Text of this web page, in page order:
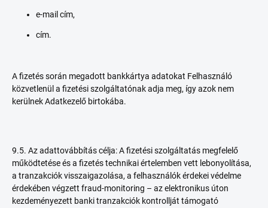
e-mail cím,
cím.
A fizetés során megadott bankkártya adatokat Felhasználó
közvetlenül a fizetési szolgáltatónak adja meg, így azok nem
kerülnek Adatkezelő birtokába.
9.5. Az adattovábbítás célja: A fizetési szolgáltatás megfelelő
működtetése és a fizetés technikai értelemben vett lebonyolítása,
a tranzakciók visszaigazolása, a felhasználók érdekei védelme
érdekében végzett fraud-monitoring – az elektronikus úton
kezdeményezett banki tranzakciók kontrollját támogató